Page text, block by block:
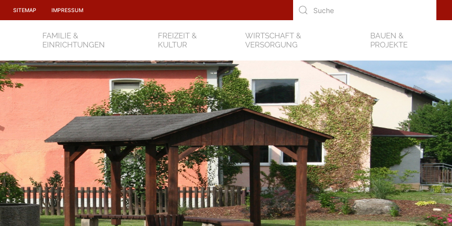
SITEMAP IMPRESSUM
FAMILIE &
EINRICHTUNGEN
FREIZEIT &
KULTUR
WIRTSCHAFT &
VERSORGUNG
BAUEN &
PROJEKTE